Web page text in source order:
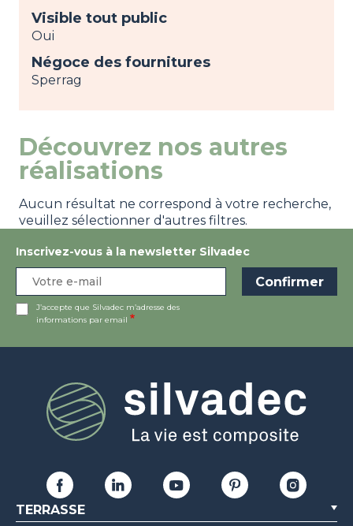
Visible tout public
Oui
Négoce des fournitures
Sperrag
Découvrez nos autres
réalisations
Aucun résultat ne correspond à votre recherche,
veuillez sélectionner d'autres filtres.
Inscrivez-vous à la newsletter Silvadec
J’accepte que Silvadec m’adresse des
informations par email
TERRASSE